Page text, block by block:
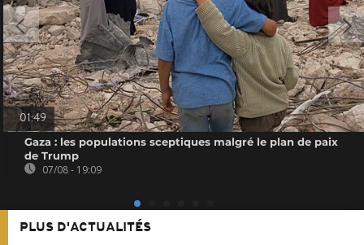
01:49
Gaza : les populations sceptiques malgré le plan de paix
de Trump
07/08 - 19:09
PLUS D'ACTUALITÉS